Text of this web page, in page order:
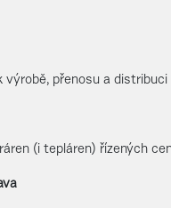
výrobě, přenosu a
(i tepláren) řízených